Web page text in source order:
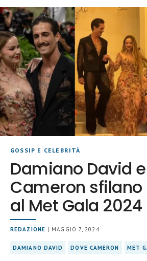
GOSSIP E CELEBRITÀ
Damiano David
Cameron
al Met Gala 2024
REDAZIONE | MAGGIO 7, 2024
DAMIANO DAVID DOVE CAMERON MET